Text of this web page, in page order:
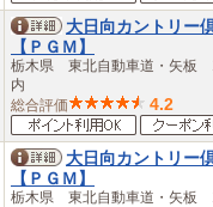
沖縄県
大日向カントリー
【ＰＧＭ】
栃木県 東北自動車道・矢板
内
総合評価
4.2
大日向カントリー
【ＰＧＭ】
栃木県 東北自動車道・矢板